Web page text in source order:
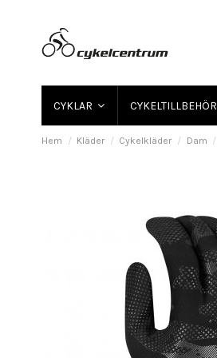
CYKLAR CYKELTILLBEHÖR
Hem Kläder Cykelkläder Dam